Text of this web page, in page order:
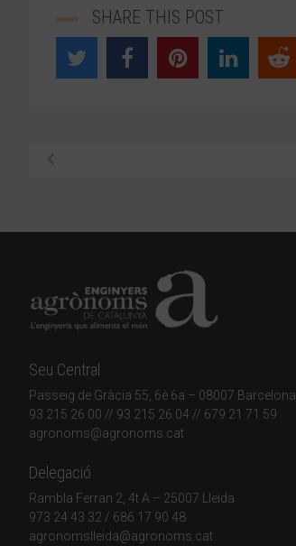
SHARE THIS POST
Seu Central
Passeig de Gràcia 55, 6è 6a – 08007 Barcelona
93 215 26 00 // 93 215 26 04 // 679 21 71 59
agronoms@agronoms.cat
Delegació
Rambla Ferran 2, 4t A – 25007 Lleida
973 24 43 32 / 686 17 90 48
agronomslleida@agronoms.cat